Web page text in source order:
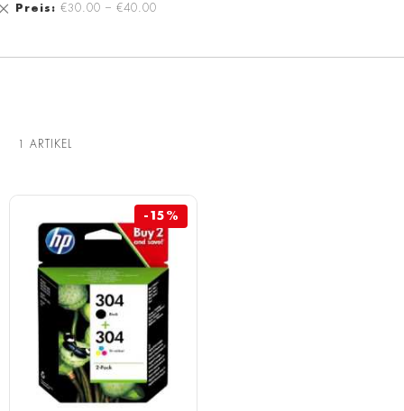
1 ARTIKEL
-15%
Preis €30.00 – €40.00
Diesen